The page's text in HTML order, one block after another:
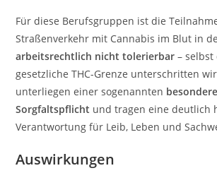
Für diese Berufsgruppen ist die
Straßenverkehr mit Cannabis im Blut in
arbeitsrechtlich nicht tolerierbar – selbst
gesetzliche THC-Grenze unterschritten
unterliegen einer sogenannten
Sorgfaltspflicht und tragen eine deutlich
Verantwortung für Leib, Leben und
Auswirkungen